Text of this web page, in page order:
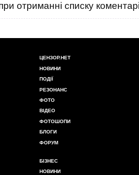
отриманні списку
ЦЕНЗОР.НЕТ
НОВИНИ
ПОДІЇ
РЕЗОНАНС
ФОТО
ВІДЕО
ФОТОШОПИ
БЛОГИ
ФОРУМ
БІЗНЕС
НОВИНИ